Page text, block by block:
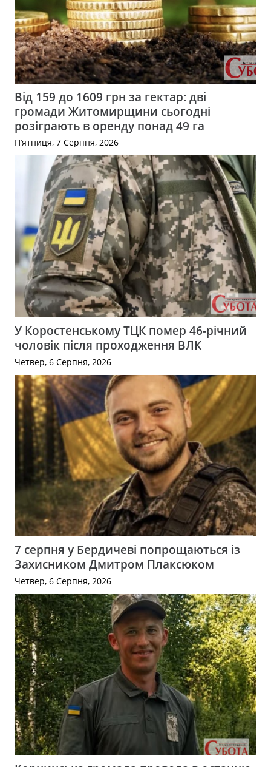
Від 159 до 1609 грн за гектар: дві
громади Житомирщини сьогодні
розіграють в оренду понад 49 га
П’ятниця, 7 Серпня, 2026
У Коростенському ТЦК помер 46-річний
чоловік після проходження ВЛК
Четвер, 6 Серпня, 2026
7 серпня у Бердичеві попрощаються із
Захисником Дмитром Плаксюком
Четвер, 6 Серпня, 2026